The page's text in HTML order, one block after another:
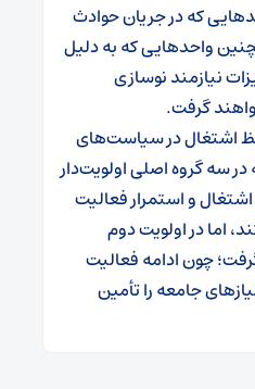
که در جریان حوادث
واحدهایی که به دلیل
نیازمند نوسازی
گرفت.
اشتغال در سیاست‌های
سه گروه اصلی اولویت‌دار
اشتغال و استمرار فعالیت
اما در اولویت دوم
چون ادامه فعالیت
جامعه را تأمین